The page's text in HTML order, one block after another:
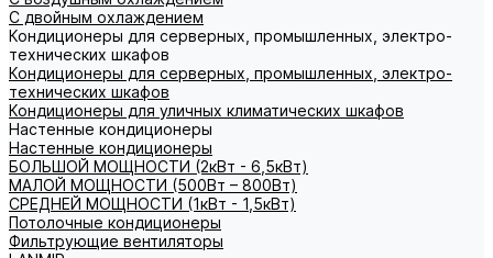
С двойным охлаждением
Кондиционеры для серверных, промышленных, электро-
технических шкафов
Кондиционеры для серверных, промышленных, электро-
технических шкафов
Кондиционеры для уличных климатических шкафов
Настенные кондиционеры
Настенные кондиционеры
БОЛЬШОЙ МОЩНОСТИ (2кВт - 6,5кВт)
МАЛОЙ МОЩНОСТИ (500Вт – 800Вт)
СРЕДНЕЙ МОЩНОСТИ (1кВт - 1,5кВт)
Потолочные кондиционеры
Фильтрующие вентиляторы